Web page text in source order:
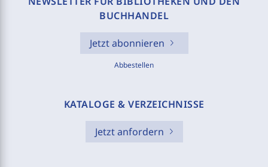
BUCHHANDEL
Jetzt abonnieren
Abbestellen
KATALOGE & VERZEICHNISSE
Jetzt anfordern